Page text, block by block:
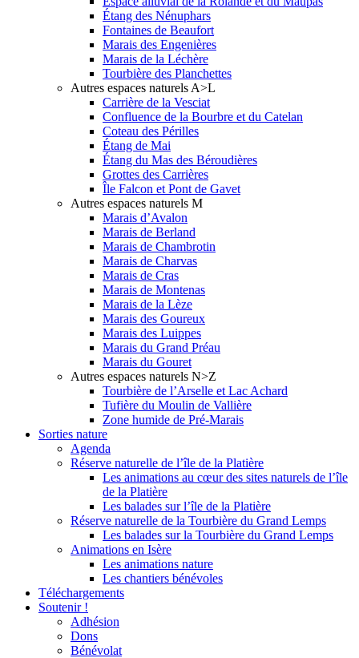
Étang des Nénuphars
Fontaines de Beaufort
Marais des Engenières
Marais de la Léchère
Tourbière des Planchettes
Autres espaces naturels A>L
Carrière de la Vesciat
Confluence de la Bourbre et du Catelan
Coteau des Périlles
Étang de Mai
Étang du Mas des Béroudières
Grottes des Carrières
Île Falcon et Pont de Gavet
Autres espaces naturels M
Marais d’Avalon
Marais de Berland
Marais de Chambrotin
Marais de Charvas
Marais de Cras
Marais de Montenas
Marais de la Lèze
Marais des Goureux
Marais des Luippes
Marais du Grand Préau
Marais du Gouret
Autres espaces naturels N>Z
Tourbière de l’Arselle et Lac Achard
Tufière du Moulin de Vallière
Zone humide de Pré-Marais
Sorties nature
Agenda
Réserve naturelle de l’île de la Platière
Les animations au cœur des sites naturels de l’île
de la Platière
Les balades sur l’île de la Platière
Réserve naturelle de la Tourbière du Grand Lemps
Les balades sur la Tourbière du Grand Lemps
Animations en Isère
Les animations nature
Les chantiers bénévoles
Téléchargements
Soutenir !
Adhésion
Dons
Bénévolat